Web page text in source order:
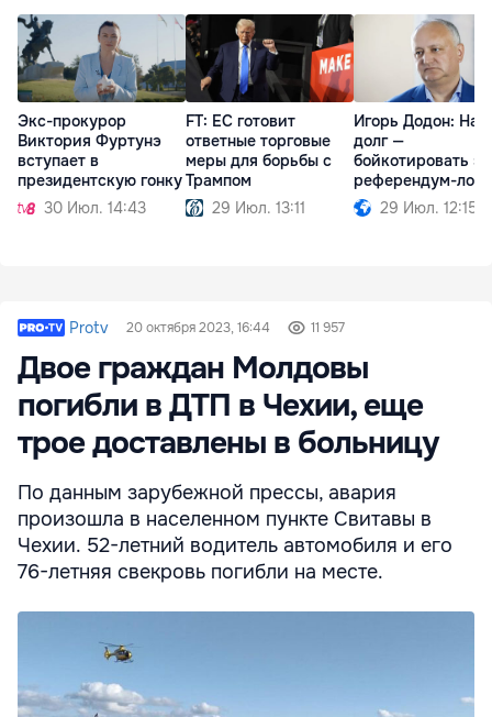
Экс-прокурор
Виктория Фуртунэ
вступает в
президентскую гонку
30 Июл. 14:43
FT: ЕС готовит
ответные торговые
меры для борьбы с
Трампом
29 Июл. 13:11
Игорь Додон: Наш
долг —
бойкотировать
референдум-
29 Июл. 12:15
Protv 20 октября 2023, 16:44 11 957
Двое граждан Молдовы
погибли в ДТП в Чехии, еще
трое доставлены в больницу
По данным зарубежной прессы, авария
произошла в населенном пункте Свитавы в
Чехии. 52-летний водитель автомобиля и его
76-летняя свекровь погибли на месте.